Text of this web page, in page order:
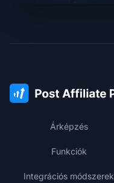
Árképzés
Funkciók
Integrációs módszerek